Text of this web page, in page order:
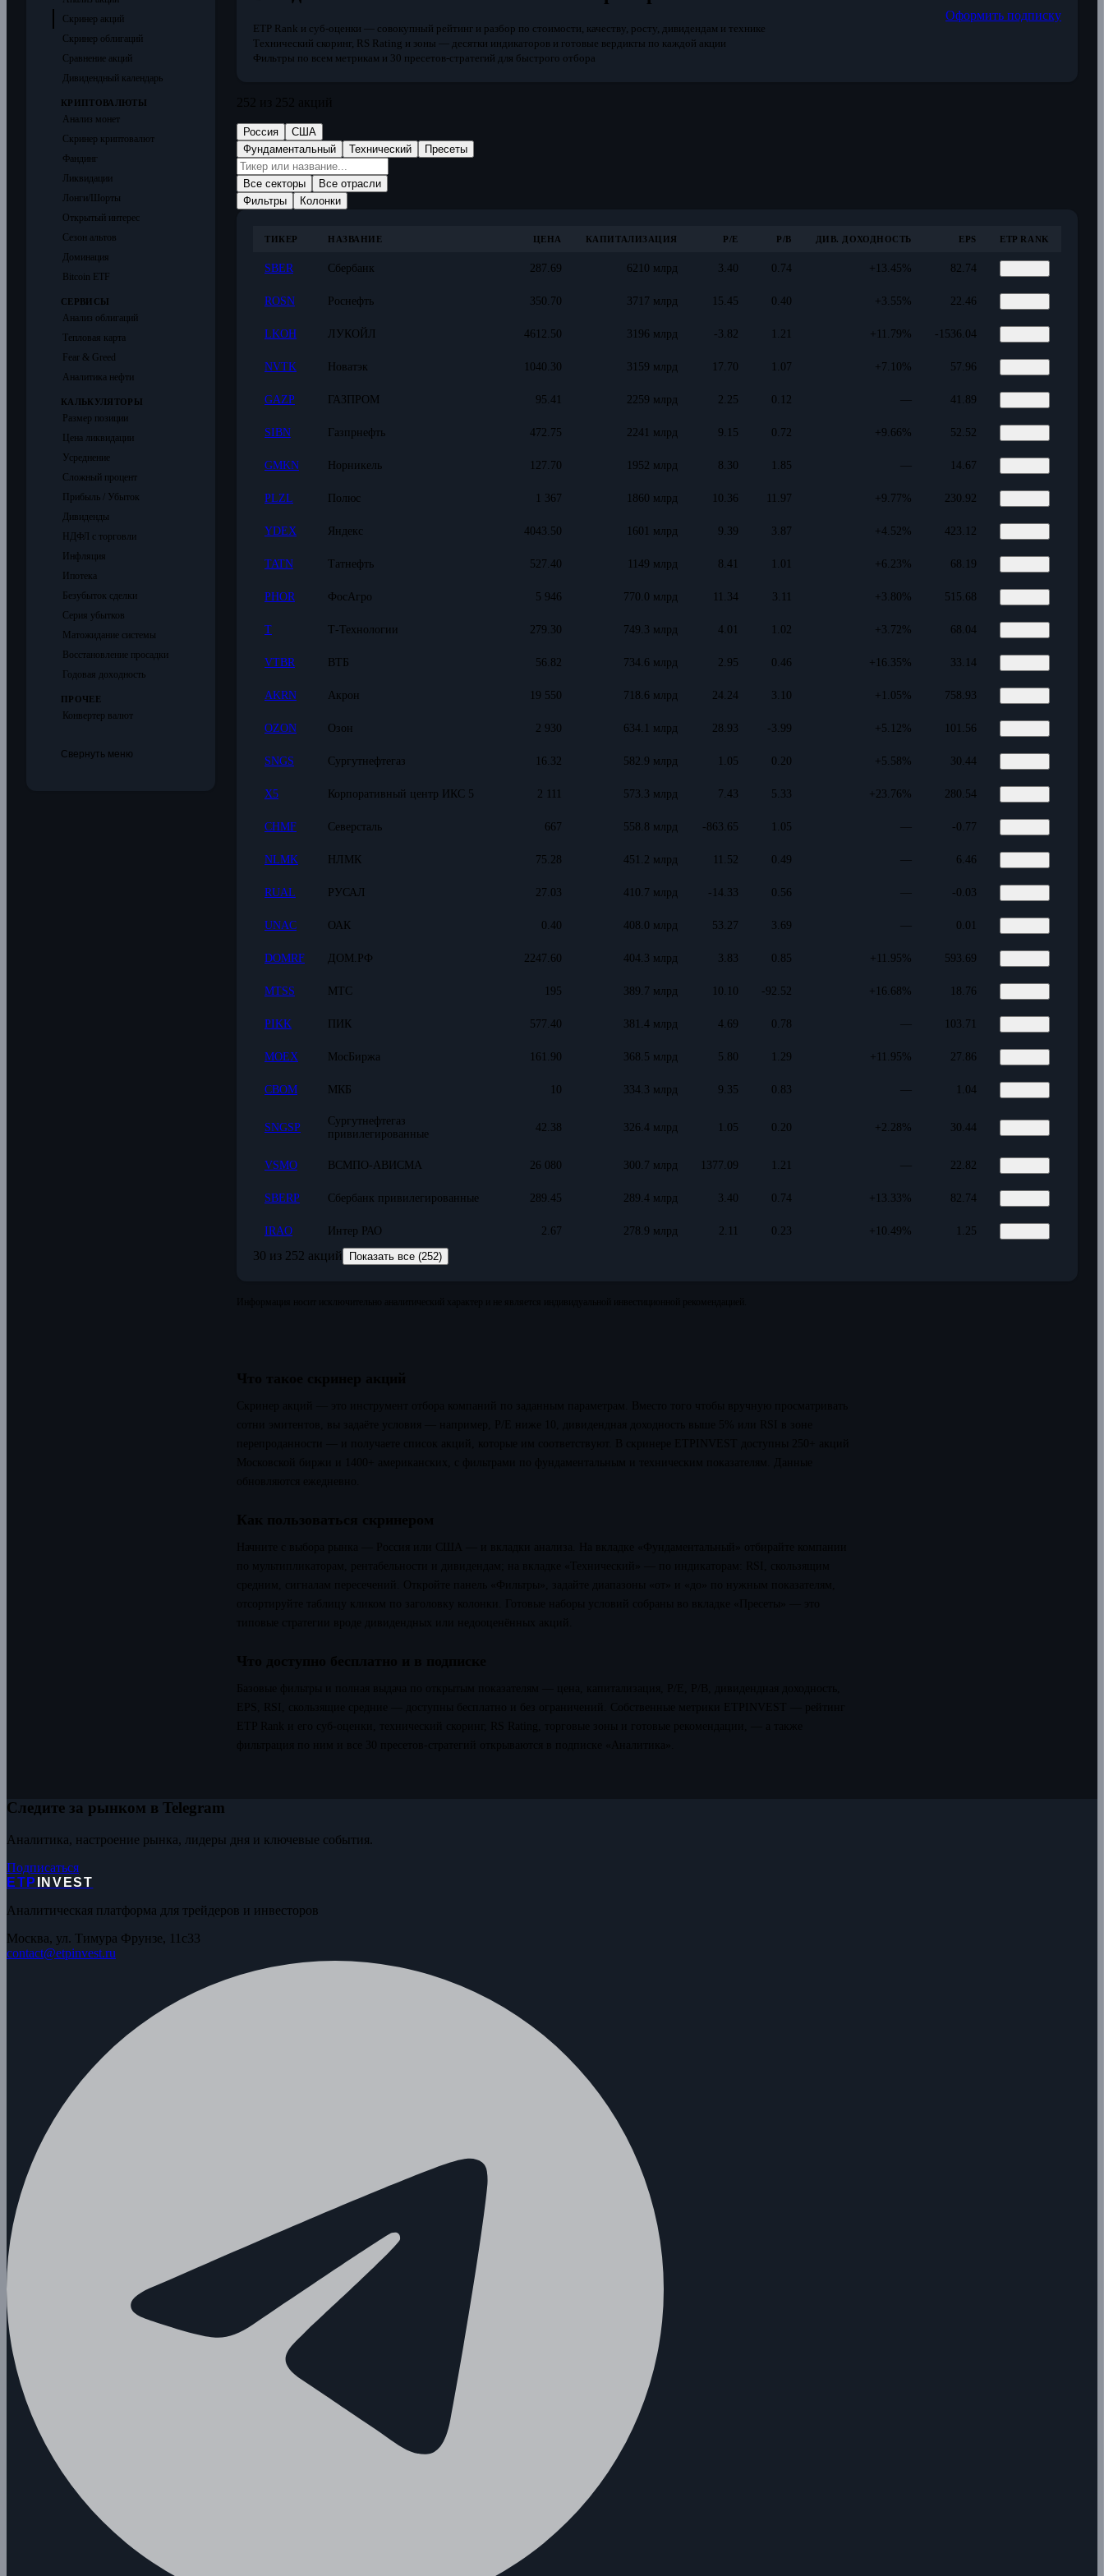
Скринер акций
Скринер облигаций
Сравнение акций
Дивидендный календарь
КРИПТОВАЛЮТЫ
Анализ монет
Скринер криптовалют
Фандинг
Ликвидации
Лонги/Шорты
Открытый интерес
Сезон альтов
Доминация
Bitcoin ETF
СЕРВИСЫ
Анализ облигаций
Тепловая карта
Fear & Greed
Аналитика нефти
КАЛЬКУЛЯТОРЫ
Размер позиции
Цена ликвидации
Усреднение
Сложный процент
Прибыль / Убыток
Дивиденды
НДФЛ с торговли
Инфляция
Ипотека
Безубыток сделки
Серия убытков
Матожидание системы
Восстановление просадки
Годовая доходность
ПРОЧЕЕ
Конвертер валют
Свернуть меню
ETP Rank и суб-оценки — совокупный рейтинг и разбор по стоимости, качеству, росту, дивидендам и технике
Технический скоринг, RS Rating и зоны — десятки индикаторов и готовые вердикты по каждой акции
Фильтры по всем метрикам и 30 пресетов-стратегий для быстрого отбора
Оформить подписку
Россия
США
Фундаментальный
Технический Пресеты
Все секторы
Все отрасли
Фильтры
Колонки
ТИКЕР НАЗВАНИЕ ЦЕНА КАПИТАЛИЗАЦИЯ P/E P/B ДИВ. ДОХОДНОСТЬ EPS ETP RANK
SBER Сбербанк 287.69 6210 млрд 3.40 0.74 +13.45% 82.74
ROSN Роснефть 350.70 3717 млрд 15.45 0.40 +3.55% 22.46
LKOH ЛУКОЙЛ 4612.50 3196 млрд -3.82 1.21 +11.79% -1536.04
NVTK Новатэк 1040.30 3159 млрд 17.70 1.07 +7.10% 57.96
GAZP ГАЗПРОМ 95.41 2259 млрд 2.25 0.12 — 41.89
SIBN Газпрнефть 472.75 2241 млрд 9.15 0.72 +9.66% 52.52
GMKN Норникель 127.70 1952 млрд 8.30 1.85 — 14.67
PLZL Полюс 1 367 1860 млрд 10.36 11.97 +9.77% 230.92
YDEX Яндекс 4043.50 1601 млрд 9.39 3.87 +4.52% 423.12
TATN Татнефть 527.40 1149 млрд 8.41 1.01 +6.23% 68.19
PHOR ФосАгро 5 946 770.0 млрд 11.34 3.11 +3.80% 515.68
T Т-Технологии 279.30 749.3 млрд 4.01 1.02 +3.72% 68.04
VTBR ВТБ 56.82 734.6 млрд 2.95 0.46 +16.35% 33.14
AKRN Акрон 19 550 718.6 млрд 24.24 3.10 +1.05% 758.93
OZON Озон 2 930 634.1 млрд 28.93 -3.99 +5.12% 101.56
SNGS Сургутнефтегаз 16.32 582.9 млрд 1.05 0.20 +5.58% 30.44
X5 Корпоративный центр ИКС 5 2 111 573.3 млрд 7.43 5.33 +23.76% 280.54
CHMF Северсталь 667 558.8 млрд -863.65 1.05 — -0.77
NLMK НЛМК 75.28 451.2 млрд 11.52 0.49 — 6.46
RUAL РУСАЛ 27.03 410.7 млрд -14.33 0.56 — -0.03
UNAC ОАК 0.40 408.0 млрд 53.27 3.69 — 0.01
DOMRF ДОМ.РФ 2247.60 404.3 млрд 3.83 0.85 +11.95% 593.69
MTSS МТС 195 389.7 млрд 10.10 -92.52 +16.68% 18.76
PIKK ПИК 577.40 381.4 млрд 4.69 0.78 — 103.71
MOEX МосБиржа 161.90 368.5 млрд 5.80 1.29 +11.95% 27.86
CBOM МКБ 10 334.3 млрд 9.35 0.83 — 1.04
SNGSP
Сургутнефтегаз
привилегированные
42.38 326.4 млрд 1.05 0.20 +2.28% 30.44
VSMO ВСМПО-АВИСМА 26 080 300.7 млрд 1377.09 1.21 — 22.82
SBERP Сбербанк привилегированные 289.45 289.4 млрд 3.40 0.74 +13.33% 82.74
IRAO Интер РАО 2.67 278.9 млрд 2.11 0.23 +10.49% 1.25
30 из 252 акций Показать все (252)
Следите за рынком в Telegram
Аналитика, настроение рынка, лидеры дня и ключевые события.
Подписаться
ETP
INVEST
Аналитическая платформа для трейдеров и инвесторов
Москва, ул. Тимура Фрунзе, 11с33
contact@etpinvest.ru